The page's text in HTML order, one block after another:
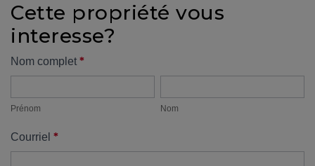
outils
pour
financement
propriétaire
UNE
Cette propriété vous
interesse?
Formulaire
Nom complet *
Prénom Nom
Courriel *